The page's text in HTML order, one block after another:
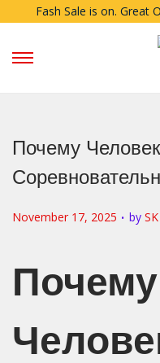
Fash Sale is on. Great
Почему
P
d
November 17, 2025 . by
Почему